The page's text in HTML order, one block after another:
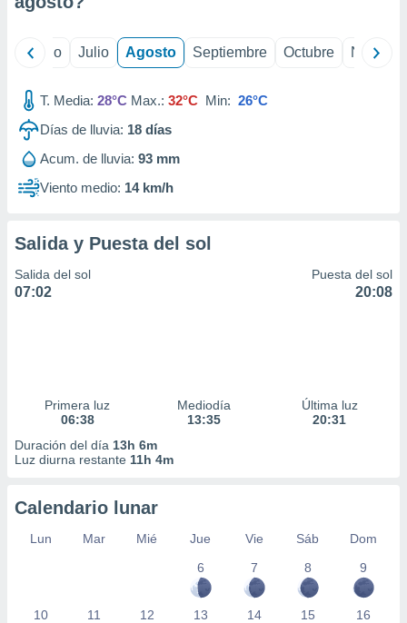
mediante
publicidad
publicidad
1199
Junio Julio Agosto Septiembre Octubre
T. Media: 28°C Max.: 32°C Min: 26°C
Días de lluvia: 18 días
Acum. de lluvia: 93 mm
Viento medio: 14 km/h
Salida y Puesta del sol
Salida del sol
07:02
Puesta del sol
20:08
Primera luz
06:38
Mediodía
13:35
Última luz
20:31
Duración del día 13h 6m
Luz diurna restante 11h 4m
Calendario lunar
Lun Mar Mié Jue Vie Sáb
Dom
6
7 8 9
10 11 12 13 14 15 16